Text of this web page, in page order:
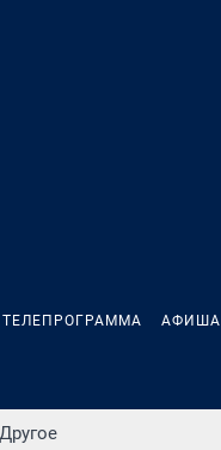
ТЕЛЕПРОГРАММА АФИША
Другое